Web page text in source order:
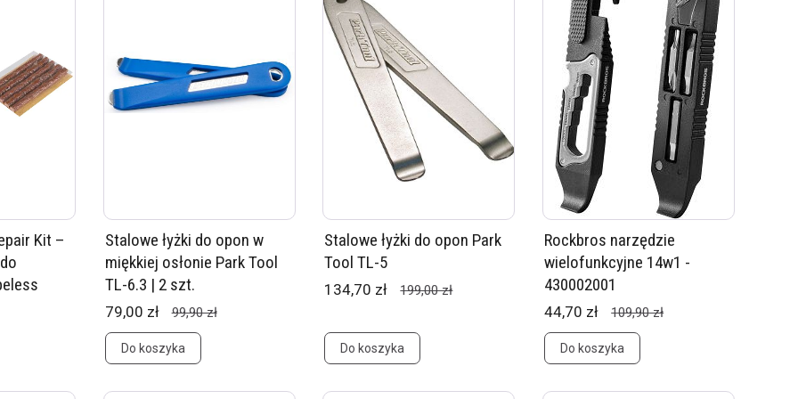
Kit –
Stalowe łyżki do opon w
miękkiej osłonie Park Tool
TL-6.3 | 2 szt.
79,00 zł 99,90 zł
Do koszyka
Stalowe łyżki do opon Park
Tool TL-5
134,70 zł 199,00 zł
Do koszyka
Rockbros narzędzie
wielofunkcyjne 14w1 -
430002001
44,70 zł 109,90 zł
Do koszyka